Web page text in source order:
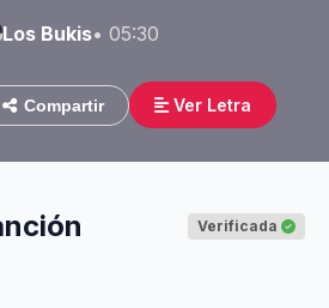
Los Bukis• 05:30
Compartir Ver Letra
Verificada